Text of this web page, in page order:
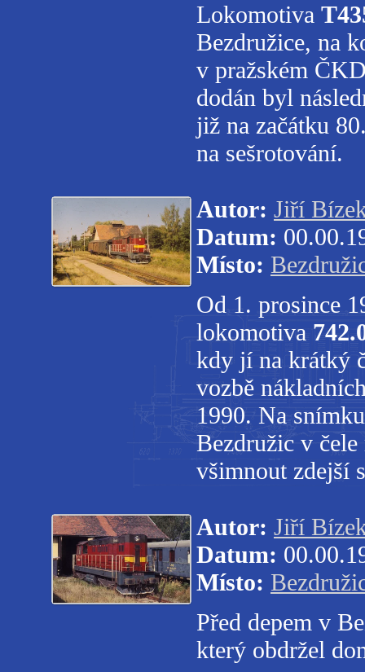
Lokomotiva
Bezdružice, na
v pražském
dodán byl
již na začátku
na sešrotování.
Autor: Jiří
Datum:
Místo:
Od 1. prosince
lokomotiva
kdy jí na krátký
vozbě
1990. Na
Bezdružic v
všimnout zdejší
Autor: Jiří
Datum:
Místo:
Před depem v
který obdržel